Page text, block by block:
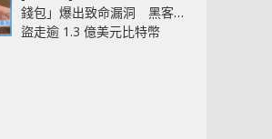
錢包」爆出致命漏洞 黑客已
盜走逾 1.3 億美元比特幣